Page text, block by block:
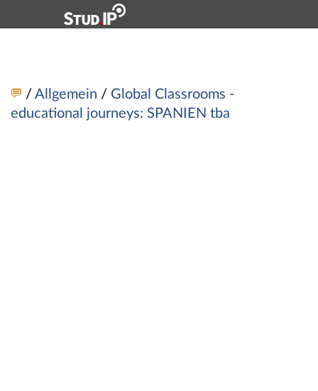
Hauptnavigation
Fußzeile
Vortrag: 68494 Veranstaltungen Lehramt
/ Allgemein / Global Classrooms -
educational journeys: SPANIEN tba